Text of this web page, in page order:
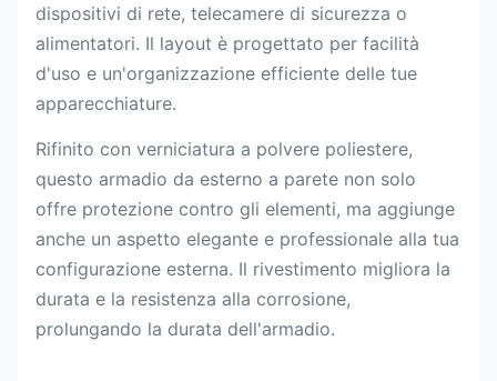
dispositivi di rete, telecamere di sicurezza o
alimentatori. Il layout è progettato per facilità
d'uso e un'organizzazione efficiente delle tue
apparecchiature.
Rifinito con verniciatura a polvere poliestere,
questo armadio da esterno a parete non solo
offre protezione contro gli elementi, ma aggiunge
anche un aspetto elegante e professionale alla tua
configurazione esterna. Il rivestimento migliora la
durata e la resistenza alla corrosione,
prolungando la durata dell'armadio.